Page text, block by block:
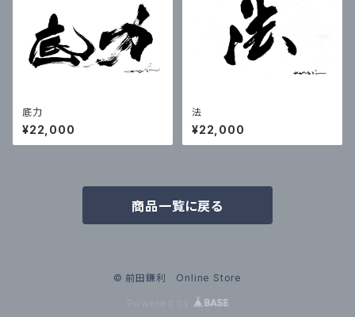
底力
¥22,000
法
¥22,000
商品一覧に戻る
© 前田鎌利 Online Store